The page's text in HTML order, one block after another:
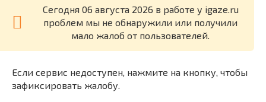
Cегодня 06 августа 2026 в работе у igaze.ru
проблем мы не обнаружили или получили
мало жалоб от пользователей.
Если сервис недоступен, нажмите на кнопку, чтобы
зафиксировать жалобу.